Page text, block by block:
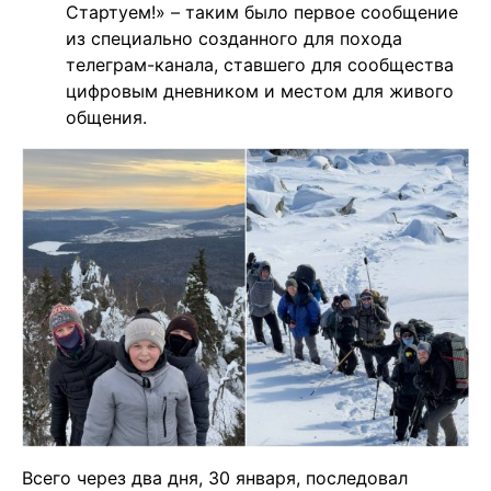
Стартуем!» – таким было первое сообщение
из специально созданного для похода
телеграм-канала, ставшего для сообщества
цифровым дневником и местом для живого
общения.
Всего через два дня, 30 января, последовал